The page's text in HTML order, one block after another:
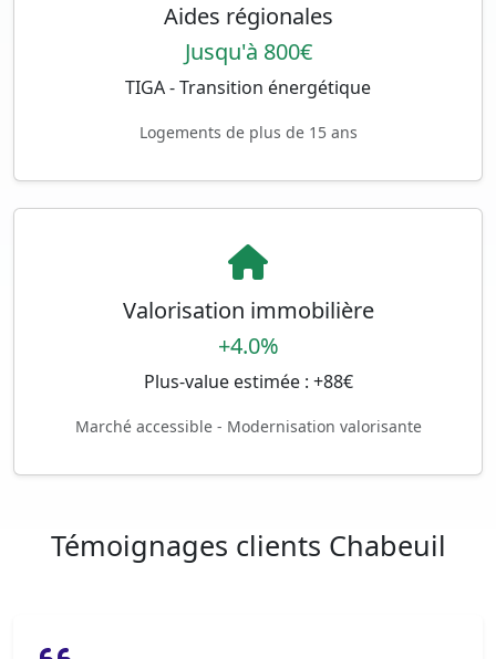
Aides régionales
Jusqu'à 800€
TIGA - Transition énergétique
Logements de plus de 15 ans
Valorisation immobilière
+4.0%
Plus-value estimée : +88€
Marché accessible - Modernisation valorisante
Témoignages clients Chabeuil